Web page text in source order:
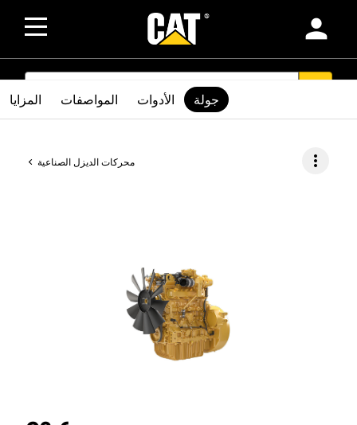
person
SEARCH
محركات الديزل الصناعية more_vert
المزايا المواصفات الأدوات جولة